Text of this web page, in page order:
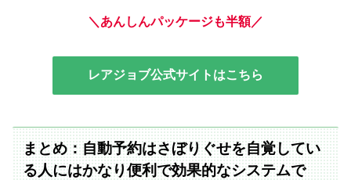
＼あんしんパッケージも半額／
レアジョブ公式サイトはこちら
まとめ：自動予約はさぼりぐせを自覚してい
る人にはかなり便利で効果的なシステムで